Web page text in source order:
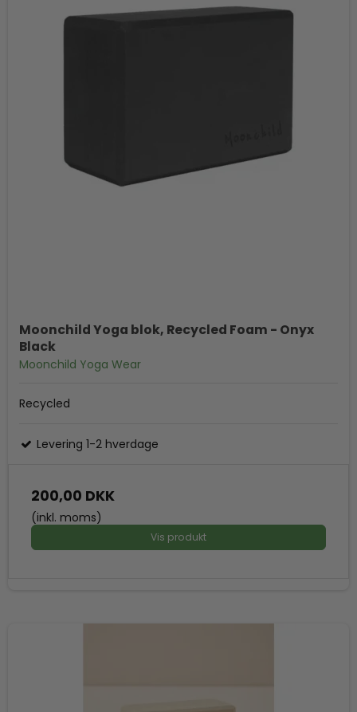
Moonchild Yoga blok, Recycled Foam - Onyx
Black
Moonchild Yoga Wear
Recycled
Levering 1-2 hverdage
200,00 DKK
(inkl. moms)
Vis produkt